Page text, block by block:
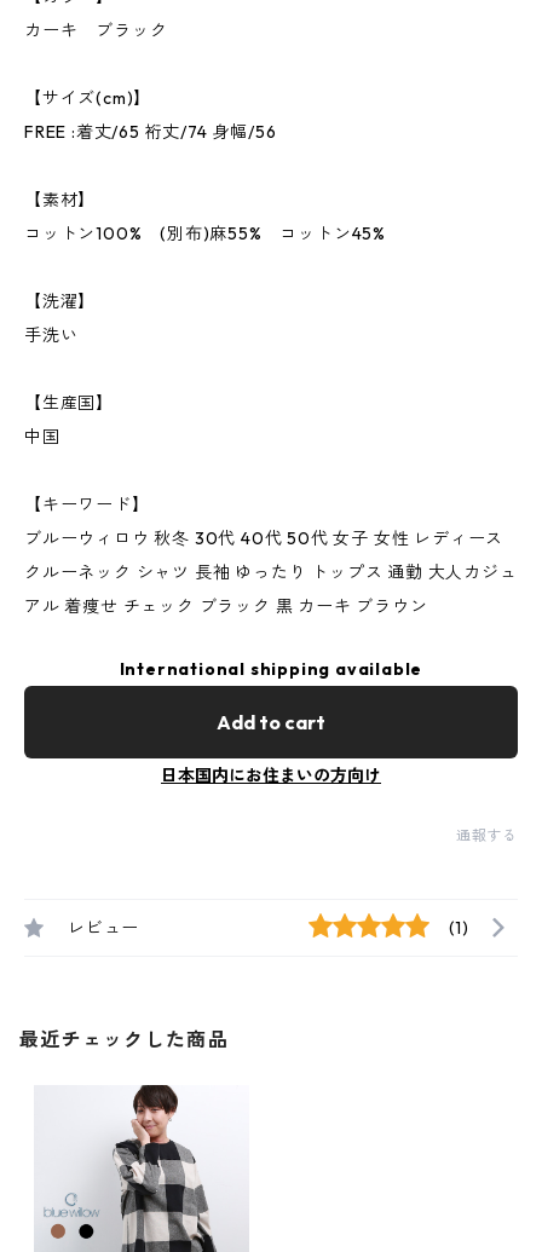
カーキ ブラック
【サイズ(cm)】
FREE :着丈/65 裄丈/74 身幅/56
【素材】
コットン100% (別布)麻55% コットン45%
【洗濯】
手洗い
【生産国】
中国
【キーワード】
ブルーウィロウ 秋冬 30代 40代 50代 女子 女性 レディース
クルーネック シャツ 長袖 ゆったり トップス 通勤 大人カジュ
アル 着痩せ チェック ブラック 黒 カーキ ブラウン
International shipping available
Add to cart
日本国内にお住まいの方向け
通報する
レビュー (1)
最近チェックした商品